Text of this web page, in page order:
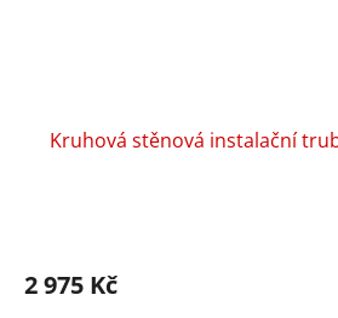
Kruhová stěnová instalační
2 975 Kč